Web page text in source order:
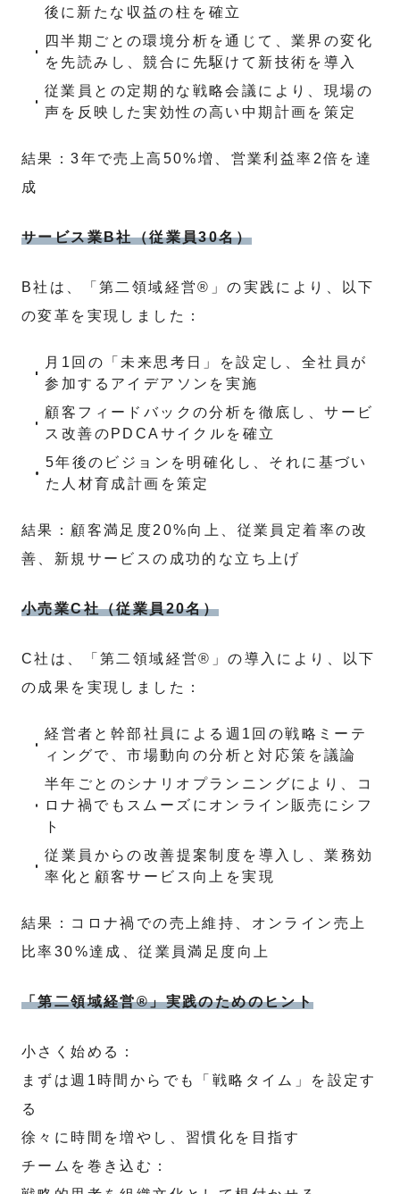
後に新たな収益の柱を確立
四半期ごとの環境分析を通じて、業界の変化
を先読みし、競合に先駆けて新技術を導入
従業員との定期的な戦略会議により、現場の
声を反映した実効性の高い中期計画を策定
結果：3年で売上高50%増、営業利益率2倍を達
成
サービス業B社（従業員30名）
B社は、「第二領域経営®」の実践により、以下
の変革を実現しました：
月1回の「未来思考日」を設定し、全社員が
参加するアイデアソンを実施
顧客フィードバックの分析を徹底し、サービ
ス改善のPDCAサイクルを確立
5年後のビジョンを明確化し、それに基づい
た人材育成計画を策定
結果：顧客満足度20%向上、従業員定着率の改
善、新規サービスの成功的な立ち上げ
小売業C社（従業員20名）
C社は、「第二領域経営®」の導入により、以下
の成果を実現しました：
経営者と幹部社員による週1回の戦略ミーテ
ィングで、市場動向の分析と対応策を議論
半年ごとのシナリオプランニングにより、コ
ロナ禍でもスムーズにオンライン販売にシフ
ト
従業員からの改善提案制度を導入し、業務効
率化と顧客サービス向上を実現
結果：コロナ禍での売上維持、オンライン売上
比率30%達成、従業員満足度向上
「第二領域経営®」実践のためのヒント
小さく始める：
まずは週1時間からでも「戦略タイム」を設定す
る
徐々に時間を増やし、習慣化を目指す
チームを巻き込む：